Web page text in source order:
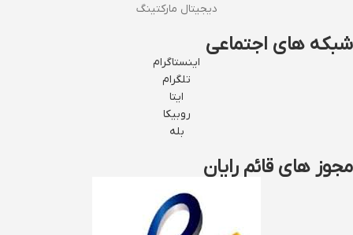
دیجیتال مارکتینگ
شبکه های اجتماعی
اینستاگرام
تلگرام
ایتا
روبیکا
بله
مجوز های قائم رایان